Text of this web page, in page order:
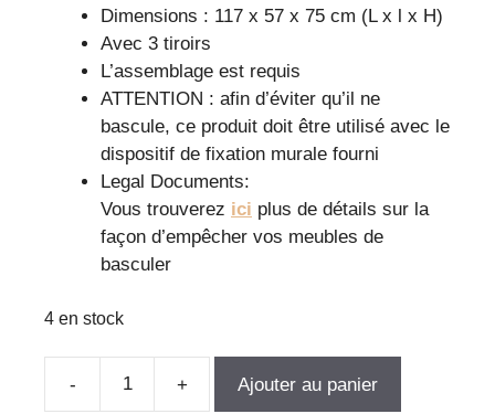
Dimensions : 117 x 57 x 75 cm (L x l x H)
Avec 3 tiroirs
L’assemblage est requis
ATTENTION : afin d’éviter qu’il ne
bascule, ce produit doit être utilisé avec le
dispositif de fixation murale fourni
Legal Documents:
Vous trouverez ici plus de détails sur la
façon d’empêcher vos meubles de
basculer
4 en stock
quantité
Ajouter au panier